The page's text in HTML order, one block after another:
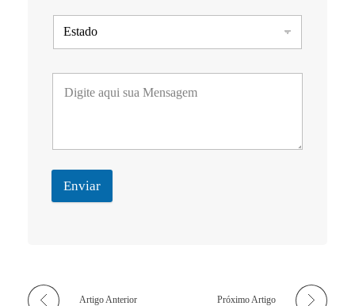
Enviar
Artigo Anterior Próximo Artigo